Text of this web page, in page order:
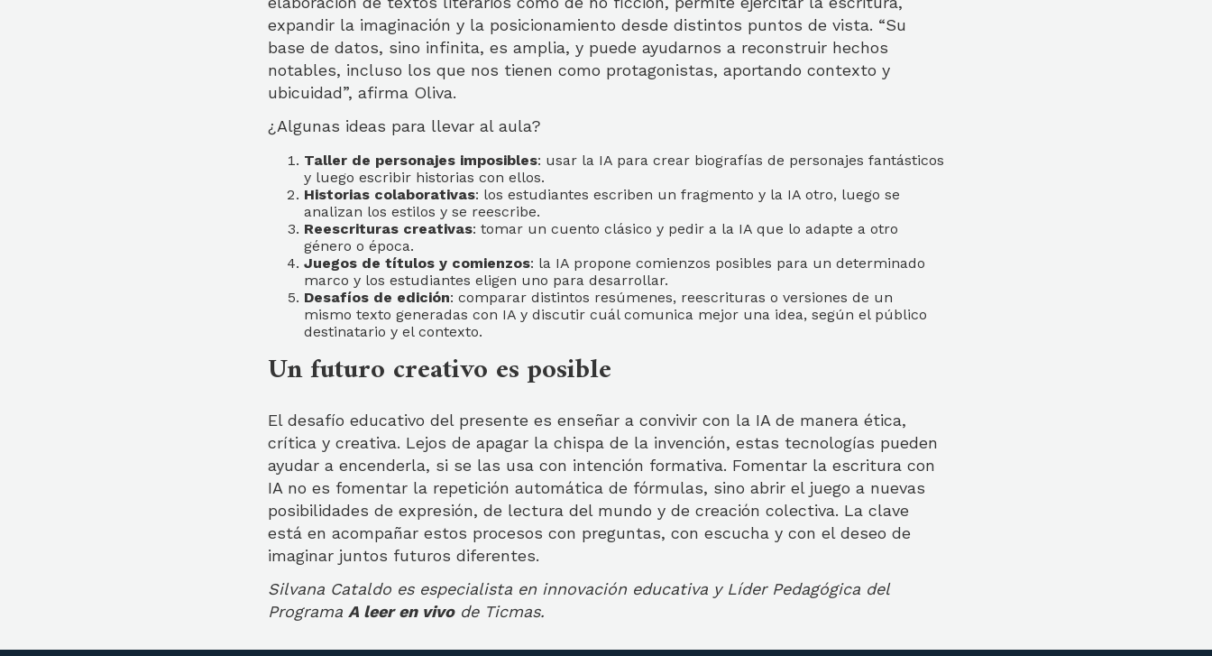
expandir la imaginación y la posicionamiento desde distintos puntos de vista. “Su
base de datos, sino infinita, es amplia, y puede ayudarnos a reconstruir hechos
notables, incluso los que nos tienen como protagonistas, aportando contexto y
ubicuidad”, afirma Oliva.
¿Algunas ideas para llevar al aula?
Taller de personajes imposibles: usar la IA para crear biografías de personajes fantásticos
y luego escribir historias con ellos.
Historias colaborativas: los estudiantes escriben un fragmento y la IA otro, luego se
analizan los estilos y se reescribe.
Reescrituras creativas: tomar un cuento clásico y pedir a la IA que lo adapte a otro
género o época.
Juegos de títulos y comienzos: la IA propone comienzos posibles para un determinado
marco y los estudiantes eligen uno para desarrollar.
Desafíos de edición: comparar distintos resúmenes, reescrituras o versiones de un
mismo texto generadas con IA y discutir cuál comunica mejor una idea, según el público
destinatario y el contexto.
Un futuro creativo es posible
El desafío educativo del presente es enseñar a convivir con la IA de manera ética,
crítica y creativa. Lejos de apagar la chispa de la invención, estas tecnologías pueden
ayudar a encenderla, si se las usa con intención formativa. Fomentar la escritura con
IA no es fomentar la repetición automática de fórmulas, sino abrir el juego a nuevas
posibilidades de expresión, de lectura del mundo y de creación colectiva. La clave
está en acompañar estos procesos con preguntas, con escucha y con el deseo de
imaginar juntos futuros diferentes.
Silvana Cataldo es especialista en innovación educativa y Líder Pedagógica del
Programa A leer en vivode Ticmas.